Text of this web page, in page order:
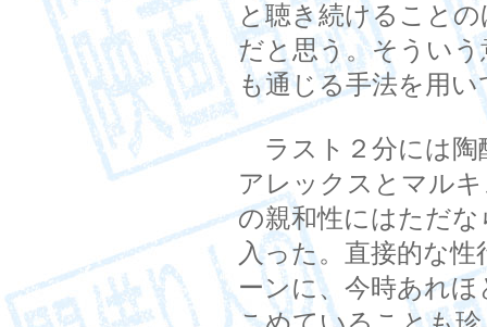
と聴き続けること
だと思う。そうい
も通じる手法を用
ラスト２分には陶
アレックスとマル
の親和性にはただ
入った。直接的な
ーンに、今時あれ